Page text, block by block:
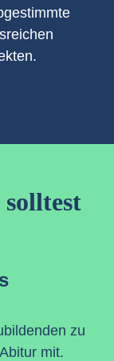
zu
mit.